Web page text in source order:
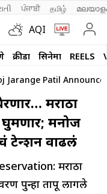
ਪੰਜਾਬੀ தமிழ்
AQI
क्रीडा सिनेमा REELS
Jarange Patil
मराठा
घुमणार; मनोज
टेन्शन वाढलं
मराठा
पुन्हा तापू लागले